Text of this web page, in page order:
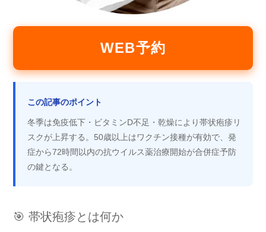
WEB予約
この記事のポイント
冬季は免疫低下・ビタミンD不足・乾燥により帯状疱疹リ
スクが上昇する。50歳以上はワクチン接種が有効で、発
症から72時間以内の抗ウイルス薬治療開始が合併症予防
の鍵となる。
🎯 帯状疱疹とは何か